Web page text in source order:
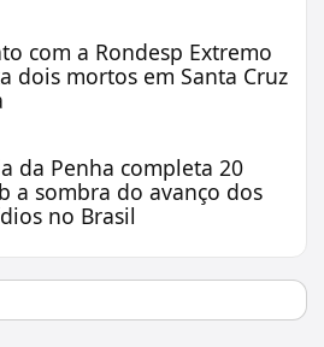
com a Rondesp Extremo
dois mortos em Santa Cruz
da Penha completa 20
a sombra do avanço dos
no Brasil